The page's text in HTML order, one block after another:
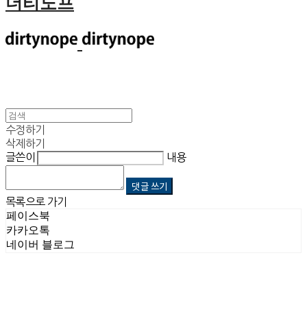
수정하기
삭제하기
글쓴이
내용
댓글 쓰기
목록으로 가기
페이스북
카카오톡
네이버 블로그